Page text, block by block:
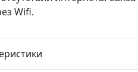
Wifi.